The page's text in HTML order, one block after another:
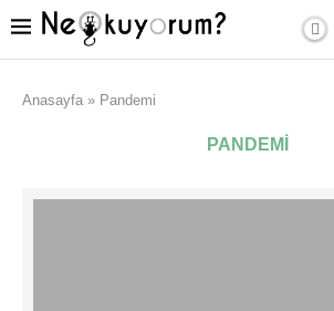
Anasayfa » Pandemi
PANDEMI